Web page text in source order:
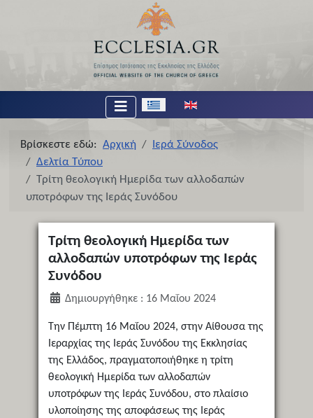
Επιλέξτε τη γλώσσα σας
Βρίσκεστε εδώ: Αρχική
Ιερά Σύνοδος
Δελτία Τύπου
Τρίτη θεολογική Ημερίδα των αλλοδαπών
υποτρόφων της Ιεράς Συνόδου
Τρίτη θεολογική Ημερίδα των
αλλοδαπών υποτρόφων της Ιεράς
Συνόδου
Δημιουργήθηκε : 16 Μαΐου 2024
Την Πέμπτη 16 Μαΐου 2024, στην Αίθουσα της
Ιεραρχίας της Ιεράς Συνόδου της Εκκλησίας
της Ελλάδος, πραγματοποιήθηκε η τρίτη
θεολογική Ημερίδα των αλλοδαπών
υποτρόφων της Ιεράς Συνόδου, στο πλαίσιο
υλοποίησης της αποφάσεως της Ιεράς